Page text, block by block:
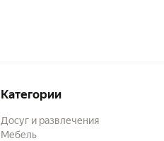
Категории
Досуг и развлечения
Мебель